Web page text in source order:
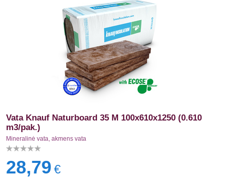
Vata Knauf Naturboard 35 M 100x610x1250 (0.610
m3/pak.)
Mineralinė vata, akmens vata
28,79 €